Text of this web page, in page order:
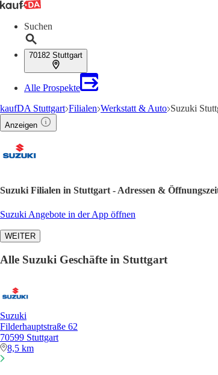
Suchen
70182 Stuttgart
Alle Prospekte
kaufDA Stuttgart Filialen Werkstatt & Auto Suzuki
Anzeigen
Suzuki Filialen in Stuttgart - Adressen &
Suzuki Angebote in der App öffnen
WEITER
Alle Suzuki Geschäfte in Stuttgart
Suzuki
Filderhauptstraße 62
70599 Stuttgart
8,5 km